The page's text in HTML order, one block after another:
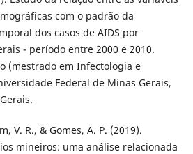
com o padrão da
dos casos de AIDS por
- período entre 2000 e 2010.
(mestrado em Infectologia e
Federal de Minas Gerais,
V. R., & Gomes, A. P. (2019).
mineiros: uma análise relacionada